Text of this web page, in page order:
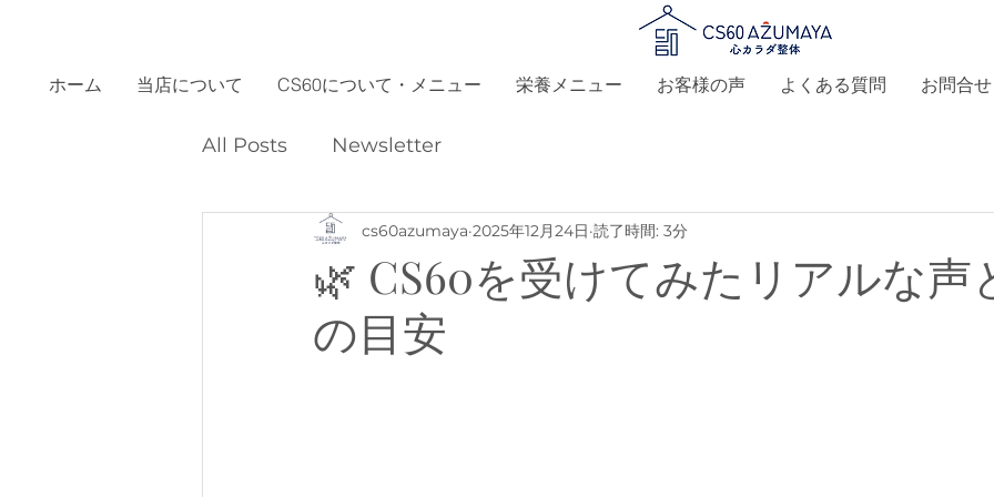
ホーム 当店について CS60について・メニュー 栄養メニュー お客様の声 よくある質問 お問合せ
All Posts Newsletter
🌿 CS60を受けてみたリアルな声
の目安
cs60azumaya 2025年12月24日 読了時間: 3分